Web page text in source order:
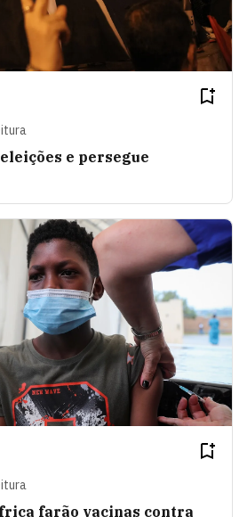
e persegue
farão vacinas contra